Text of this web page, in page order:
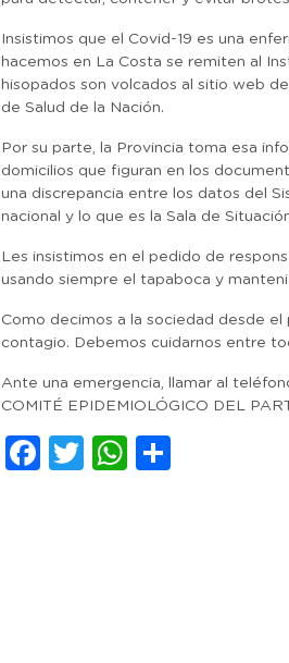
Insistimos que el Covid-19 es una
hacemos en La Costa se remiten al
hisopados son volcados al sitio web
de Salud de la Nación.
Por su parte, la Provincia toma esa
domicilios que figuran en los
una discrepancia entre los datos del
nacional y lo que es la Sala de
Les insistimos en el pedido de
usando siempre el tapaboca y
Como decimos a la sociedad desde el
contagio. Debemos cuidarnos entre
Ante una emergencia, llamar al
COMITÉ EPIDEMIOLÓGICO DEL
Facebook
Twitter